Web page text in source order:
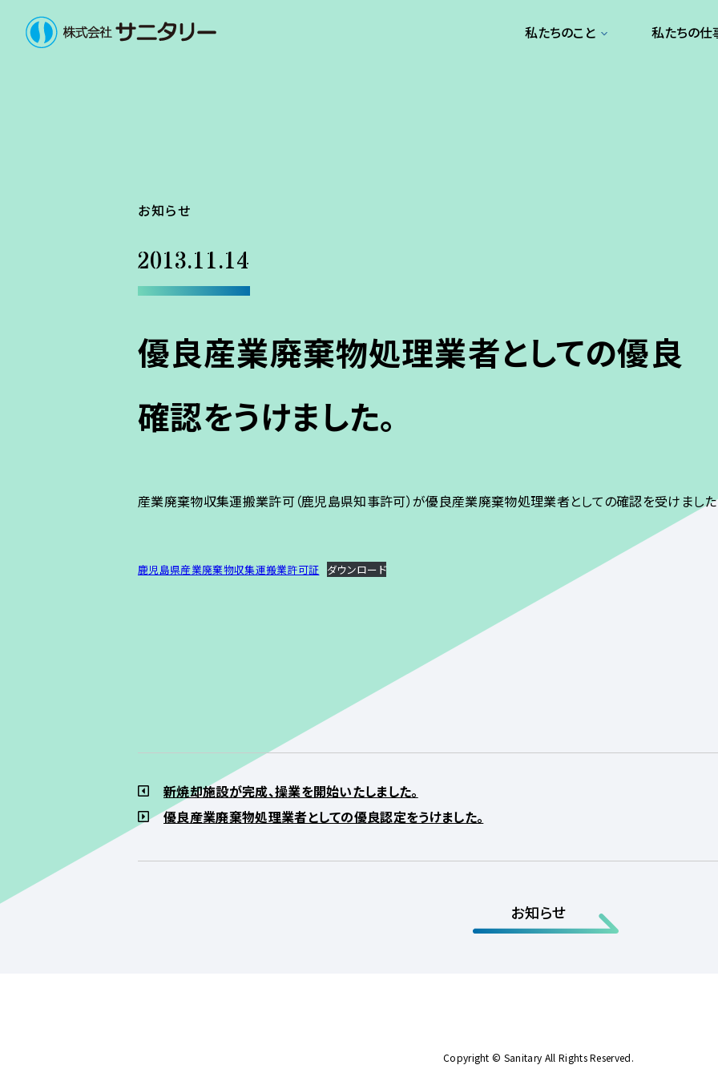
私たちのこと 私たちの仕
お知らせ
2013.11.14
優良産業廃棄物処理業者としての優良
確認をうけました。
産業廃棄物収集運搬業許可（鹿児島県知事許可）が優良産業廃棄物処理業者としての確認を受けました
鹿児島県産業廃棄物収集運搬業許可証 ダウンロード
新焼却施設が完成、操業を開始いたしました。
優良産業廃棄物処理業者としての優良認定をうけました。
お知らせ
Copyright © Sanitary All Rights Reserved.